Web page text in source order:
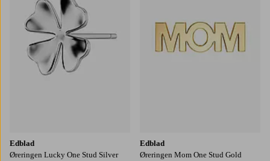
Edblad
Øreringen Lucky One Stud Silver
Edblad
Øreringen Mom One Stud Gold